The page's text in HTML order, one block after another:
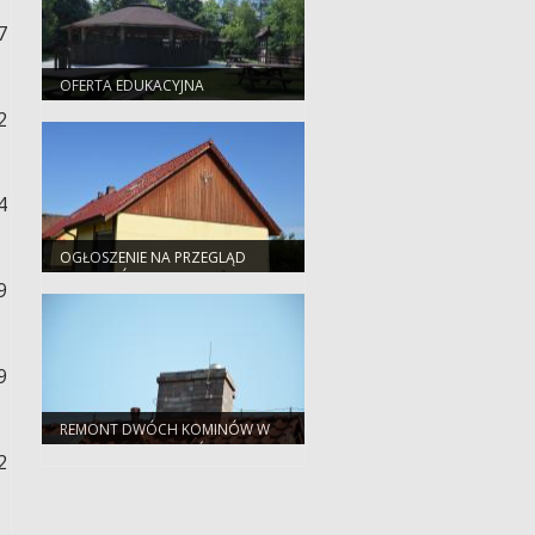
OFERTA EDUKACYJNA
OGŁOSZENIE NA PRZEGLĄD
BUDYNKÓW
REMONT DWÓCH KOMINÓW W
BUDYNKACH NADLEŚNICTWA